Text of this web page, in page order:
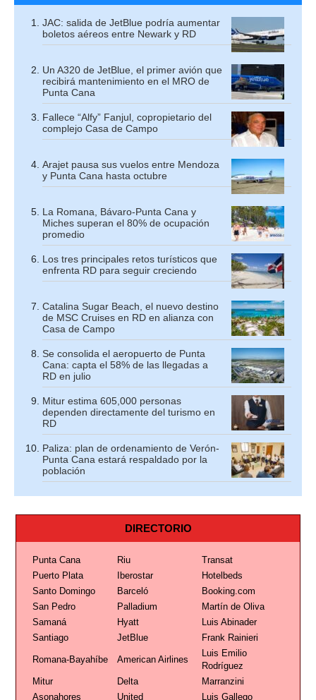
JAC: salida de JetBlue podría aumentar
boletos aéreos entre Newark y RD
Un A320 de JetBlue, el primer avión que
recibirá mantenimiento en el MRO de
Punta Cana
Fallece “Alfy” Fanjul, copropietario del
complejo Casa de Campo
Arajet pausa sus vuelos entre Mendoza
y Punta Cana hasta octubre
La Romana, Bávaro-Punta Cana y
Miches superan el 80% de ocupación
promedio
Los tres principales retos turísticos que
enfrenta RD para seguir creciendo
Catalina Sugar Beach, el nuevo destino
de MSC Cruises en RD en alianza con
Casa de Campo
Se consolida el aeropuerto de Punta
Cana: capta el 58% de las llegadas a
RD en julio
Mitur estima 605,000 personas
dependen directamente del turismo en
RD
Paliza: plan de ordenamiento de Verón-
Punta Cana estará respaldado por la
población
DIRECTORIO
Punta Cana Riu
Transat
Puerto Plata
Iberostar
Hotelbeds
Santo Domingo
Barceló
Booking.com
San Pedro
Palladium
Martín de Oliva
Samaná
Hyatt
Luis Abinader
Santiago
JetBlue Frank Rainieri
Romana-Bayahíbe American Airlines
Luis Emilio
Rodríguez
Mitur
Delta
Marranzini
Asonahores
United Luis Gallego